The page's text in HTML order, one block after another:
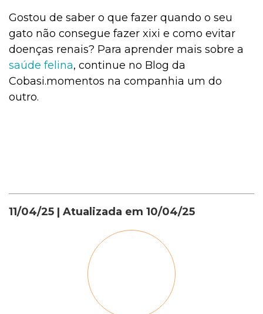
Gostou de saber o que fazer quando o seu
gato não consegue fazer xixi e como evitar
doenças renais? Para aprender mais sobre a
saúde felina, continue no Blog da
Cobasi.momentos na companhia um do
outro.
11/04/25 | Atualizada em 10/04/25